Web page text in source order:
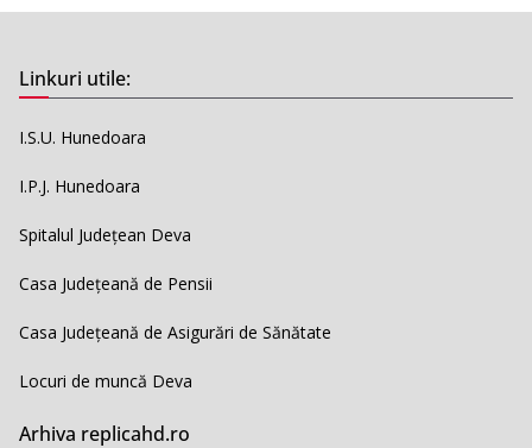
Linkuri utile:
I.S.U. Hunedoara
I.P.J. Hunedoara
Spitalul Județean Deva
Casa Județeană de Pensii
Casa Județeană de Asigurări de Sănătate
Locuri de muncă Deva
Arhiva replicahd.ro